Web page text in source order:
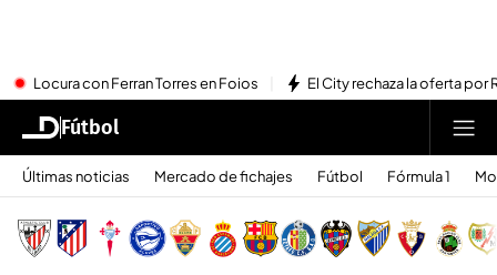
Locura con Ferran Torres en Foios El City rechaza la oferta por
Fútbol
Últimas noticias Mercado de fichajes Fútbol Fórmula 1